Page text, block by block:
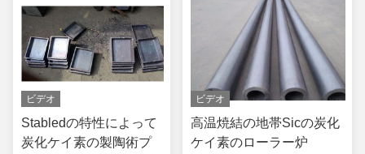
ビデオ
Stabledの特性によって
炭化ケイ素の製陶術プ
ビデオ
高温焼結の地帯Sicの炭化
ケイ素のローラー炉